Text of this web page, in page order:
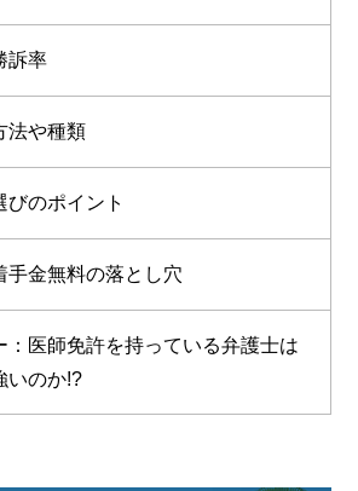
訴率
法や種類
びのポイント
手金無料の落とし穴
：医師免許を持っている弁護士は
いのか!?